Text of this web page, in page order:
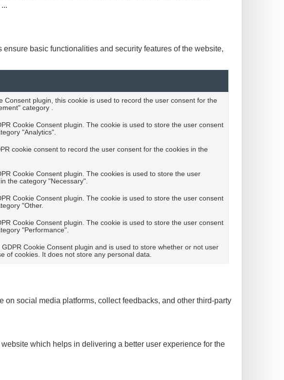
...
basic functionalities and security features of the website,
Consent plugin, this cookie is used to record the user consent for the
category .
Cookie Consent plugin. The cookie is used to store the user consent
"Analytics".
cookie consent to record the user consent for the cookies in the
Cookie Consent plugin. The cookies is used to store the user
the category "Necessary".
Cookie Consent plugin. The cookie is used to store the user consent
"Other.
Cookie Consent plugin. The cookie is used to store the user consent
"Performance".
Cookie Consent plugin and is used to store whether or not user
of cookies. It does not store any personal data.
social media platforms, collect feedbacks, and other third-party
which helps in delivering a better user experience for the